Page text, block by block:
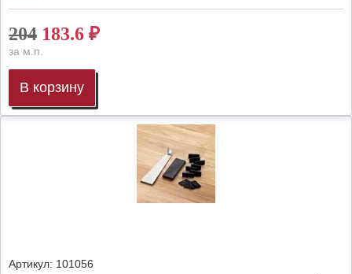
204 183.6 ₽
за м.п.
В корзину
Артикул: 101056